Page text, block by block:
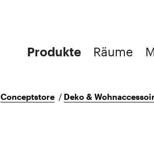
Produkte Räume
Conceptstore / Deko &